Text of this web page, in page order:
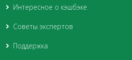
Интересное о кэшбэке
Советы экспертов
Поддержка